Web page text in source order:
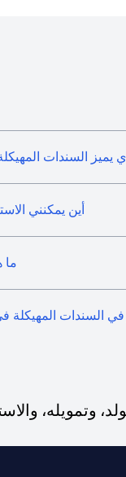
يميز السندات
أين يمكنني
ما
السندات المهيكلة